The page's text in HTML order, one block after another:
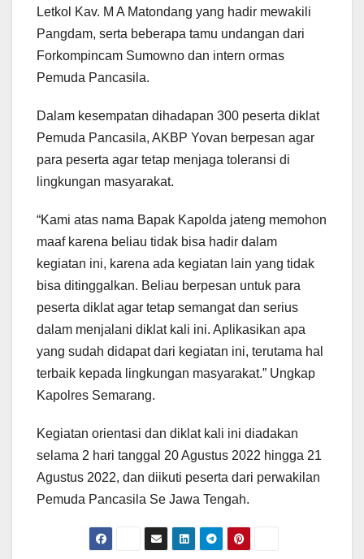
Letkol Kav. M A Matondang yang hadir mewakili
Pangdam, serta beberapa tamu undangan dari
Forkompincam Sumowno dan intern ormas
Pemuda Pancasila.
Dalam kesempatan dihadapan 300 peserta diklat
Pemuda Pancasila, AKBP Yovan berpesan agar
para peserta agar tetap menjaga toleransi di
lingkungan masyarakat.
“Kami atas nama Bapak Kapolda jateng memohon
maaf karena beliau tidak bisa hadir dalam
kegiatan ini, karena ada kegiatan lain yang tidak
bisa ditinggalkan. Beliau berpesan untuk para
peserta diklat agar tetap semangat dan serius
dalam menjalani diklat kali ini. Aplikasikan apa
yang sudah didapat dari kegiatan ini, terutama hal
terbaik kepada lingkungan masyarakat.” Ungkap
Kapolres Semarang.
Kegiatan orientasi dan diklat kali ini diadakan
selama 2 hari tanggal 20 Agustus 2022 hingga 21
Agustus 2022, dan diikuti peserta dari perwakilan
Pemuda Pancasila Se Jawa Tengah.